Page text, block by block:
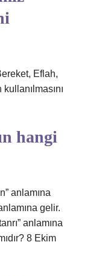
Eflah,
hangi
anlamına
gelir.
anlamına
8 Ekim